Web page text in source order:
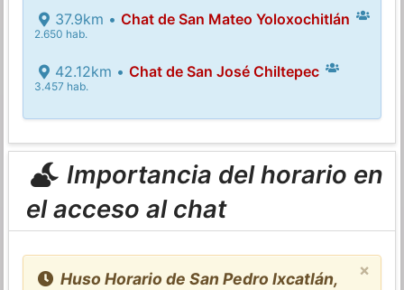
37.9km • Chat de San Mateo Yoloxochitlán
2.650 hab.
42.12km • Chat de San José Chiltepec
3.457 hab.
Importancia del horario en
el acceso al chat
×
Huso Horario de San Pedro Ixcatlán,